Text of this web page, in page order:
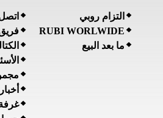
التزام روبي
RUBI WORLWIDE
ما بعد البيع
أخبار